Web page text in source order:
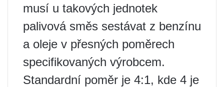
musí u takových jednotek
palivová směs sestávat z benzínu
a oleje v přesných poměrech
specifikovaných výrobcem.
Standardní poměr je 4:1, kde 4 je